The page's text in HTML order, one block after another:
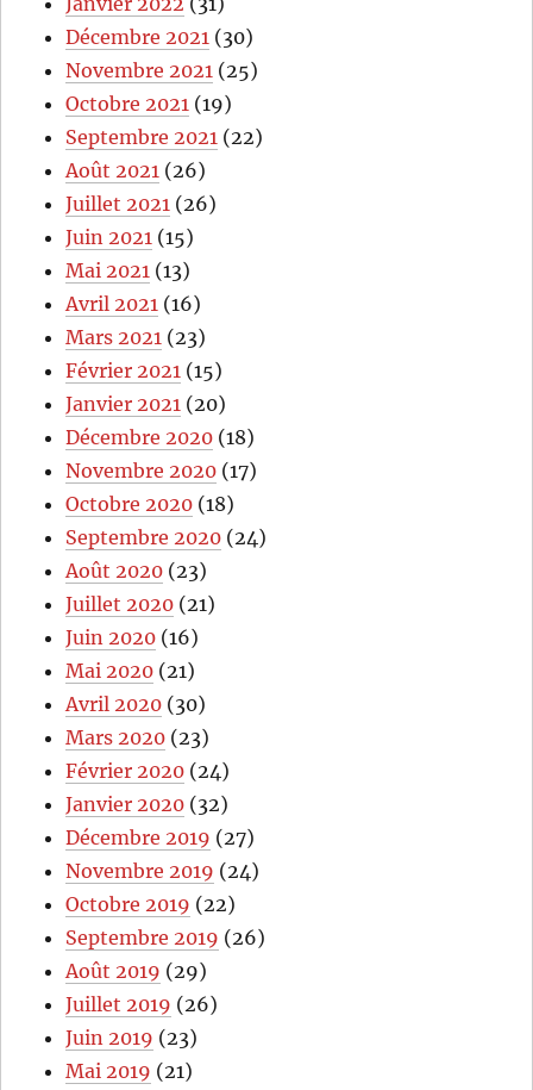
Décembre 2021 (30)
Novembre 2021 (25)
Octobre 2021 (19)
Septembre 2021 (22)
Août 2021 (26)
Juillet 2021 (26)
Juin 2021 (15)
Mai 2021 (13)
Avril 2021 (16)
Mars 2021 (23)
Février 2021 (15)
Janvier 2021 (20)
Décembre 2020 (18)
Novembre 2020 (17)
Octobre 2020 (18)
Septembre 2020 (24)
Août 2020 (23)
Juillet 2020 (21)
Juin 2020 (16)
Mai 2020 (21)
Avril 2020 (30)
Mars 2020 (23)
Février 2020 (24)
Janvier 2020 (32)
Décembre 2019 (27)
Novembre 2019 (24)
Octobre 2019 (22)
Septembre 2019 (26)
Août 2019 (29)
Juillet 2019 (26)
Juin 2019 (23)
Mai 2019 (21)